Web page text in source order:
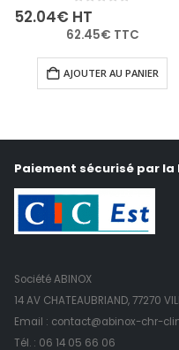
0out of 5
52.04€ HT
62.45€ TTC
AJOUTER AU PANIER
Paiement sécurisé par la
Société ABINOX
14 AV CHATEAUBRIAND, 77270
Email : contact@abinox-chr-
Tél. : 06 14 05 66 06